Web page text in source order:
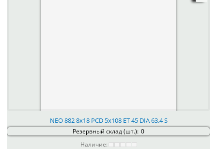
NEO 882 8x18 PCD 5x108 ET 45 DIA 63.4 S
Резервный склад (шт.): 0
Наличие: